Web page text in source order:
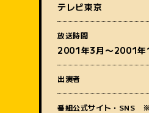
テレビ東京
放送時間
2001年3月〜2001
出演者
番組公式サイト・SNS
番組名
質問内容